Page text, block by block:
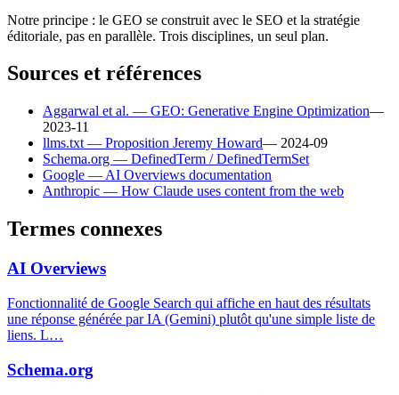
Notre principe : le GEO se construit avec le SEO et la stratégie
éditoriale, pas en parallèle. Trois disciplines, un seul plan.
Sources et références
Aggarwal et al. — GEO: Generative Engine Optimization—
2023-11
llms.txt — Proposition Jeremy Howard— 2024-09
Schema.org — DefinedTerm / DefinedTermSet
Google — AI Overviews documentation
Anthropic — How Claude uses content from the web
Termes connexes
AI Overviews
Fonctionnalité de Google Search qui affiche en haut des résultats
une réponse générée par IA (Gemini) plutôt qu'une simple liste de
liens. L…
Schema.org